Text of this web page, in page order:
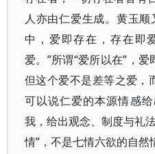
人亦由仁爱生成。黄玉
中，爱即存在，存在即
爱。”所谓“爱所以在”，爱
但这个爱不是差等之爱，
可以说仁爱的本源情感
我，给出观念、制度与礼
情”，不是七情六欲的自